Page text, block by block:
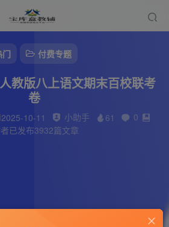
门 付费专题
教版八上语文期末百校联考
卷
2025-10-11 小助手 61
0
已发布3932篇文章